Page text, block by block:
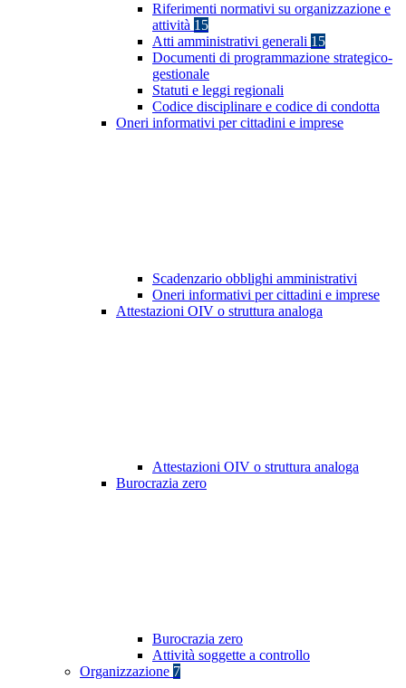
Riferimenti normativi su organizzazione e
attività 15
Atti amministrativi generali 15
Documenti di programmazione strategico-
gestionale
Statuti e leggi regionali
Codice disciplinare e codice di condotta
Oneri informativi per cittadini e imprese
Scadenzario obblighi amministrativi
Oneri informativi per cittadini e imprese
Attestazioni OIV o struttura analoga
Attestazioni OIV o struttura analoga
Burocrazia zero
Burocrazia zero
Attività soggette a controllo
Organizzazione 7